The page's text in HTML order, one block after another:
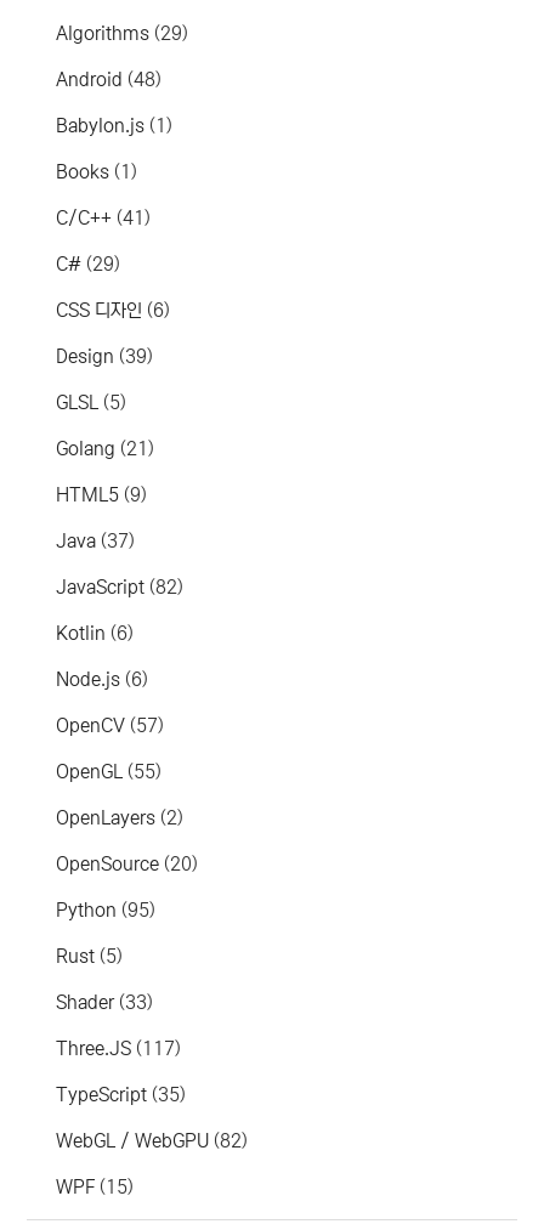
Algorithms (29)
Android (48)
Babylon.js (1)
Books (1)
C/C++ (41)
C# (29)
CSS 디자인 (6)
Design (39)
GLSL (5)
Golang (21)
HTML5 (9)
Java (37)
JavaScript (82)
Kotlin (6)
Node.js (6)
OpenCV (57)
OpenGL (55)
OpenLayers (2)
OpenSource (20)
Python (95)
Rust (5)
Shader(33)
Three.JS (117)
TypeScript (35)
WebGL / WebGPU (82)
WPF (15)